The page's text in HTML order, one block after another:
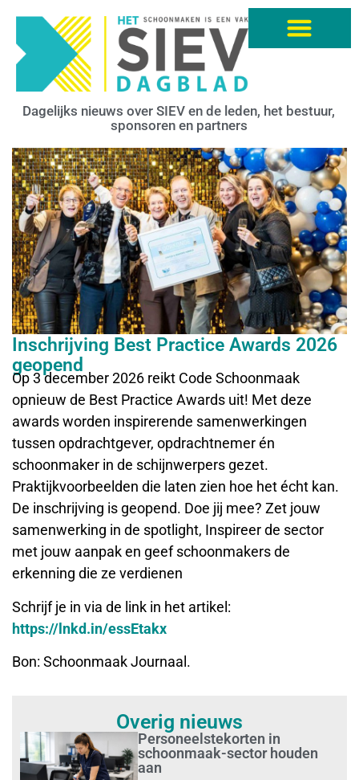
Dagelijks nieuws over SIEV en de leden, het bestuur,
sponsoren en partners
Inschrijving Best Practice Awards 2026
geopend
Op 3 december 2026 reikt Code Schoonmaak
opnieuw de Best Practice Awards uit! Met deze
awards worden inspirerende samenwerkingen
tussen opdrachtgever, opdrachtnemer én
schoonmaker in de schijnwerpers gezet.
Praktijkvoorbeelden die laten zien hoe het écht kan.
De inschrijving is geopend. Doe jij mee? Zet jouw
samenwerking in de spotlight, Inspireer de sector
met jouw aanpak en geef schoonmakers de
erkenning die ze verdienen
Schrijf je in via de link in het artikel:
https://lnkd.in/essEtakx
Bon: Schoonmaak Journaal.
Overig nieuws
Personeelstekorten in
schoonmaak-sector houden
aan